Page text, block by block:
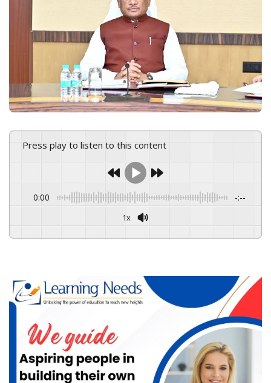
i
Press play to listen to this content
0:00 -:--
1x